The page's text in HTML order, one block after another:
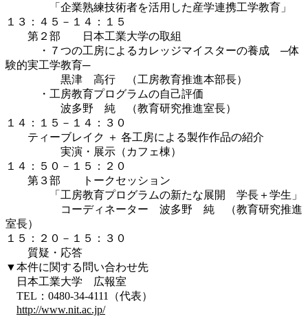
「企業熟練技術者を活用した産学連携工学教育」
１３：４５－１４：１５
第２部 日本工業大学の取組
・７つの工房によるカレッジマイスターの養成 ─体
験的実工学教育─
黒津 高行 （工房教育推進本部長）
・工房教育プログラムの自己評価
波多野 純 （教育研究推進室長）
１４：１５－１４：３０
ティーブレイク ＋ 各工房による製作作品の紹介
実演・展示（カフェ棟）
１４：５０－１５：２０
第３部 トークセッション
「工房教育プログラムの新たな展開 学長＋学生」
コーディネーター 波多野 純 （教育研究推進
室長）
１５：２０－１５：３０
質疑・応答
▼本件に関する問い合わせ先
日本工業大学 広報室
TEL：0480-34-4111（代表）
http://www.nit.ac.jp/